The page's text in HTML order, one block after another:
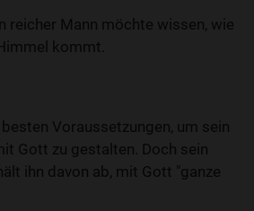
reicher Mann möchte wissen, wie
kommt.
Voraussetzungen, um sein
Gott zu gestalten. Doch sein
ihn davon ab, mit Gott "ganze